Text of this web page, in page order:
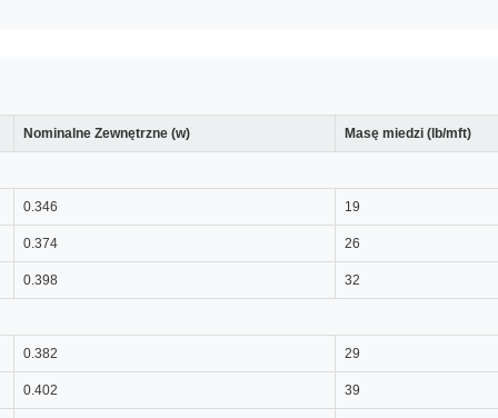
Nominalne Zewnętrzne (w) Masę miedzi (lb/mft)
0.346 19
0.374 26
0.398 32
0.382 29
0.402 39